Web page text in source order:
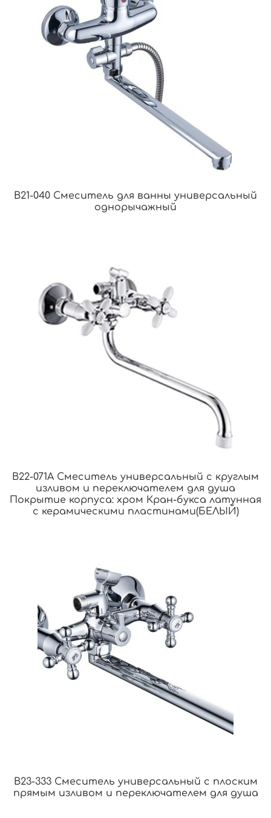
B21-040 Смеситель для ванны универсальный
однорычажный
B22-071A Смеситель универсальный с круглым
изливом и переключателем для душа
Покрытие корпуса: хром Кран-букса латунная
с керамическими пластинами(БЕЛЫЙ)
B23-333 Смеситель универсальный с плоским
прямым изливом и переключателем для душа